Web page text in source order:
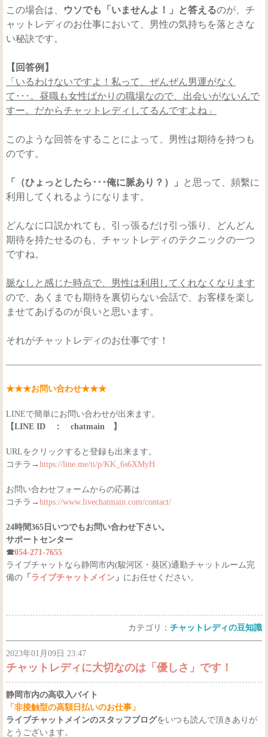
この場合は、 ウソでも「いませんよ！」と答えるのが、チ
ャットレディのお仕事において、男性の気持ちを落とさな
い秘訣です。
【回答例】
「いるわけないですよ！私って、ぜんぜん男運がなく
て･･･。昼職も女性ばかりの職場なので、出会いがないんで
すー。だからチャットレディしてるんですよね」
このような回答をすることによって、男性は期待を持つも
のです。
「（ひょっとしたら･･･俺に脈あり？）」
と思って、頻繫に
利用してくれるようになります。
どんなに口説かれても、引っ張るだけ引っ張り、どんどん
期待を持たせるのも、チャットレディのテクニックの一つ
ですね。
脈なしと感じた時点で、男性は利用してくれなくなります
ので、あくまでも期待を裏切らない会話で、お客様を楽し
ませてあげるのが良いと思います。
それがチャットレディのお仕事です！
★★★お問い合わせ★★★
LINEで簡単にお問い合わせが出来ます。
【LINE ID ： chatmain 】
URLをクリックすると登録も出来ます。
コチラ→ https://line.me/ti/p/KK_6s6XMyH
お問い合わせフォームからの応募は
コチラ→ https://www.livechatmain.com/contact/
24時間365日いつでもお問い合わせ下さい。
サポートセンター
☎054-271-7655
ライブチャットなら静岡市内(駿河区・葵区)通勤チャットルーム完
備の 「 ライブチャットメイン 」 にお任せください。
カテゴリ： チャットレディの豆知識
2023年01月09日 23:47
チャットレディに大切なのは「優しさ」です！
静岡市内の高収入バイト
「非接触型の高額日払いのお仕事」
ライブチャットメインのスタッフブログをいつも読んで頂きありが
とうございます。